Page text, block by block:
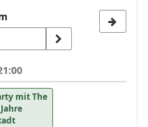
mit The